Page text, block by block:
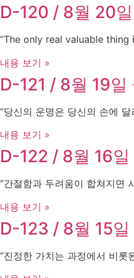
D-120 / 8월 20
“The only real valuable
내용 보기 »
D-121 / 8월 19일
“당신의 운명은 당신의 손에
내용 보기 »
D-122 / 8월 16일
“간절함과 두려움이 합쳐지면
내용 보기 »
D-123 / 8월 15일
“진정한 가치는 과정에서 비